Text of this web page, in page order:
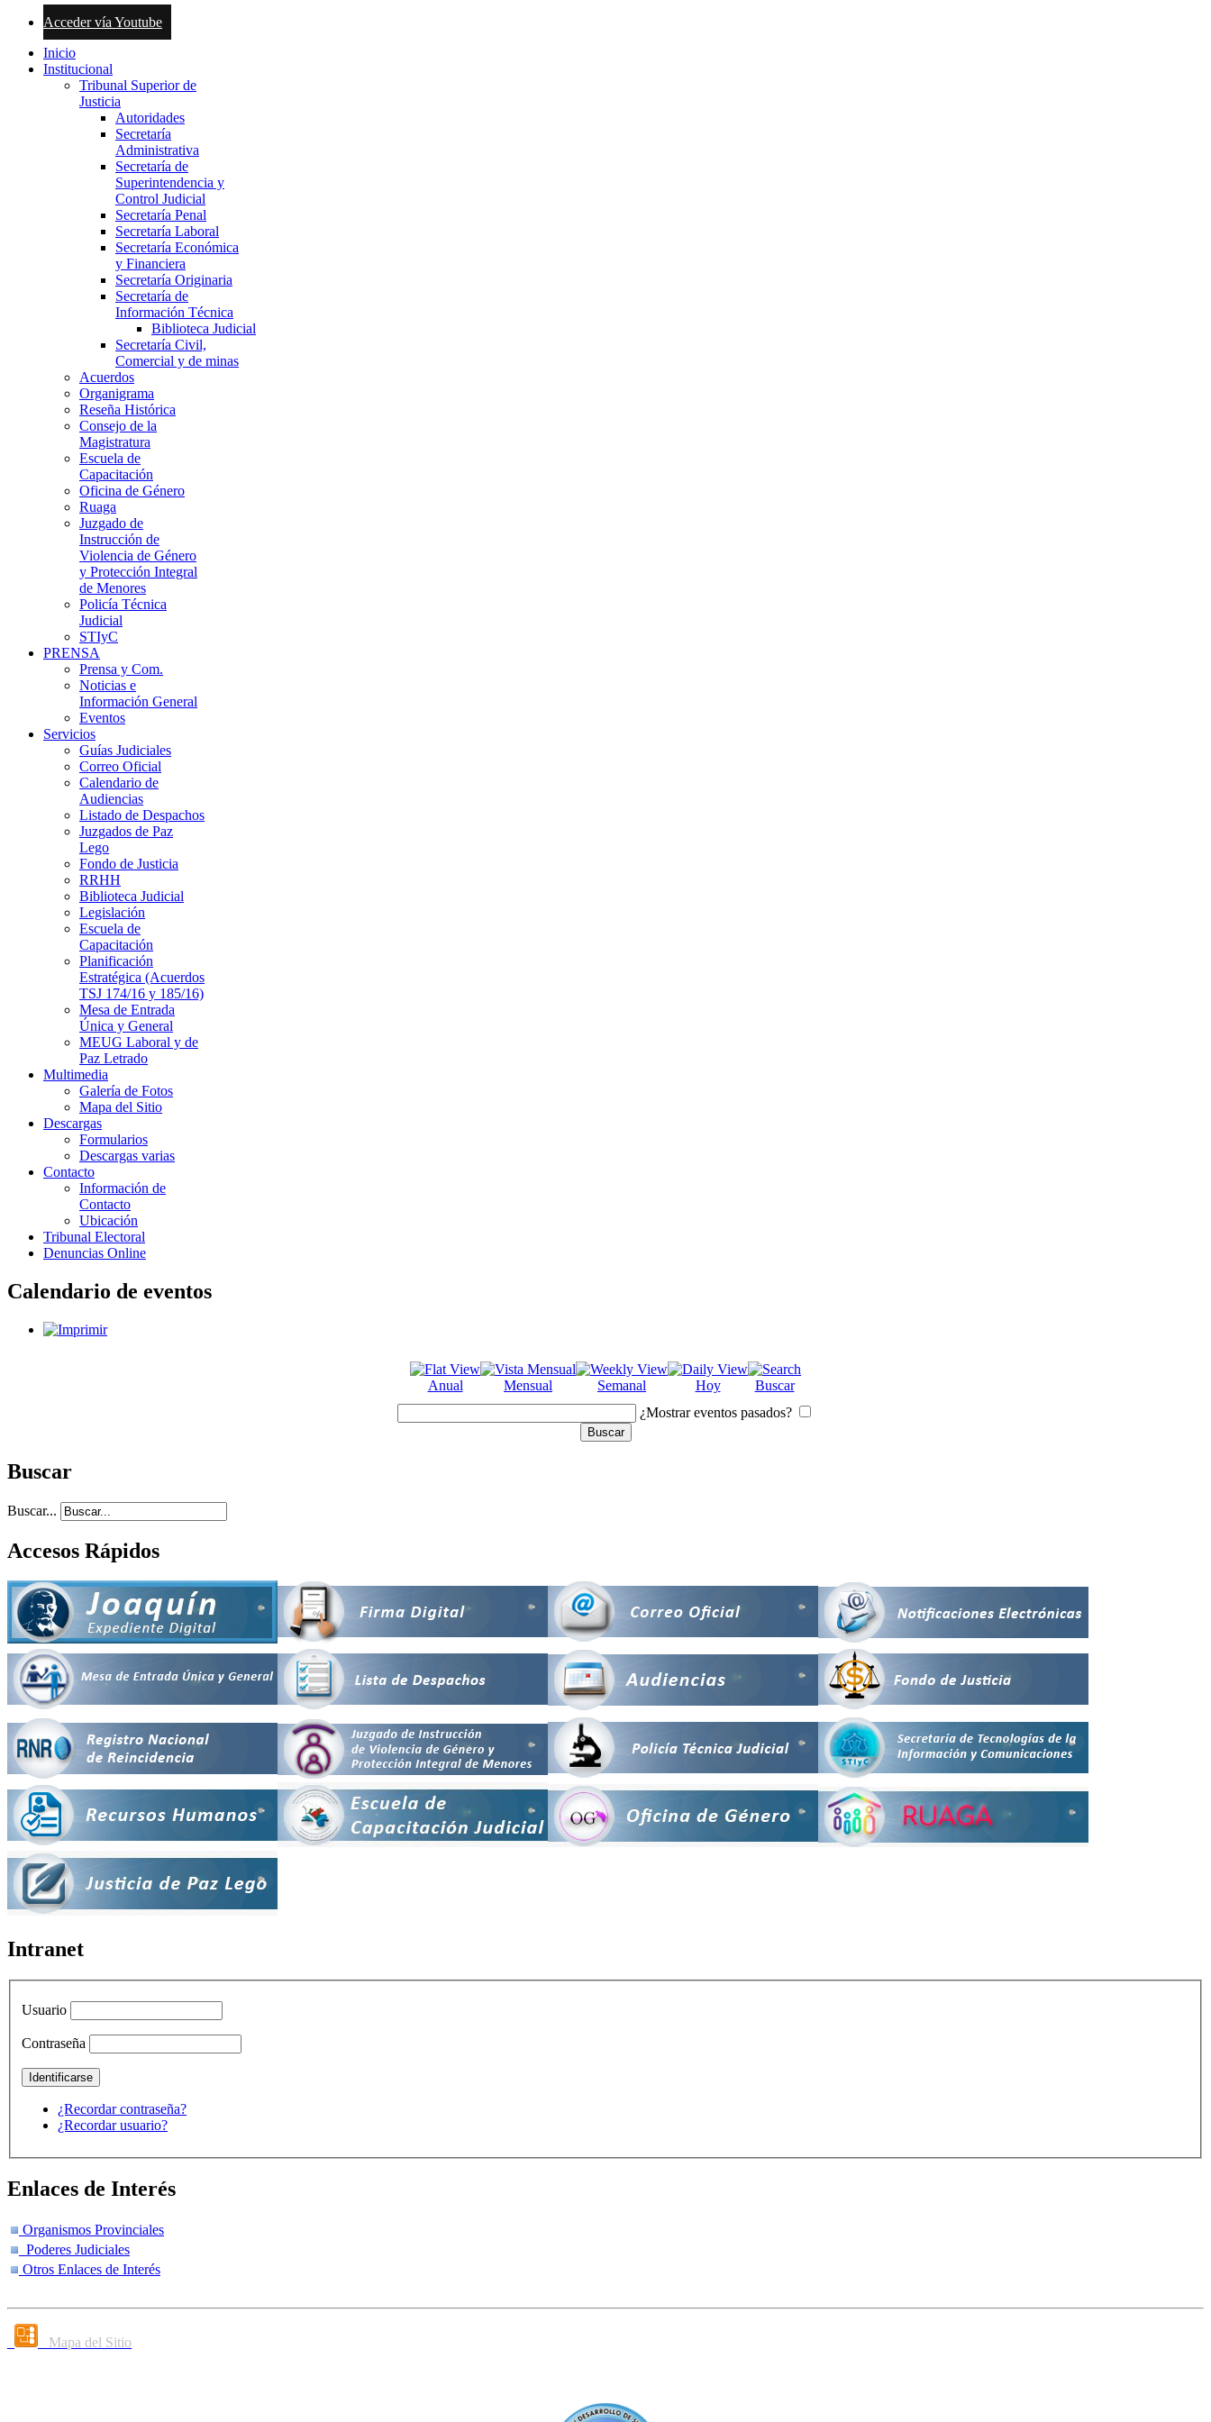
Acceder vía Youtube
Inicio
Institucional
Tribunal Superior de
Justicia
Autoridades
Secretaría
Administrativa
Secretaría de
Superintendencia y
Control Judicial
Secretaría Penal
Secretaría Laboral
Secretaría Económica
y Financiera
Secretaría Originaria
Secretaría de
Información Técnica
Biblioteca Judicial
Secretaría Civil,
Comercial y de minas
Acuerdos
Organigrama
Reseña Histórica
Consejo de la
Magistratura
Escuela de
Capacitación
Oficina de Género
Ruaga
Juzgado de
Instrucción de
Violencia de Género
y Protección Integral
de Menores
Policía Técnica
Judicial
STIyC
PRENSA
Prensa y Com.
Noticias e
Información General
Eventos
Servicios
Guías Judiciales
Correo Oficial
Calendario de
Audiencias
Listado de Despachos
Juzgados de Paz
Lego
Fondo de Justicia
RRHH
Biblioteca Judicial
Legislación
Escuela de
Capacitación
Planificación
Estratégica (Acuerdos
TSJ 174/16 y 185/16)
Mesa de Entrada
Única y General
MEUG Laboral y de
Paz Letrado
Multimedia
Galería de Fotos
Mapa del Sitio
Descargas
Formularios
Descargas varias
Contacto
Información de
Contacto
Ubicación
Tribunal Electoral
Denuncias Online
Calendario de eventos
Anual Mensual Semanal Hoy
Buscar
¿Mostrar eventos pasados?
Buscar
Buscar...
Accesos Rápidos
Intranet
Usuario
Contraseña
¿Recordar contraseña?
¿Recordar usuario?
Enlaces de Interés
Organismos Provinciales
Poderes Judiciales
Otros Enlaces de Interés
Mapa del Sitio